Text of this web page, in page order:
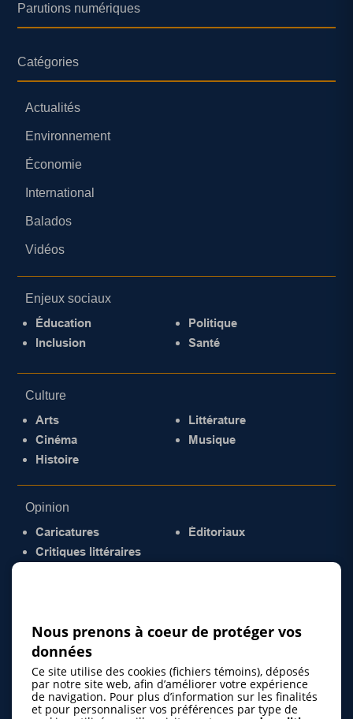
Parutions numériques
Catégories
Actualités
Environnement
Économie
International
Balados
Vidéos
Enjeux sociaux
Éducation
Inclusion
Politique
Santé
Culture
Arts
Cinéma
Histoire
Littérature
Musique
Opinion
Caricatures
Critiques littéraires
Éditoriaux
Nous prenons à coeur de protéger vos
données
Ce site utilise des cookies (fichiers témoins), déposés
par notre site web, afin d’améliorer votre expérience
de navigation. Pour plus d’information sur les finalités
et pour personnaliser vos préférences par type de